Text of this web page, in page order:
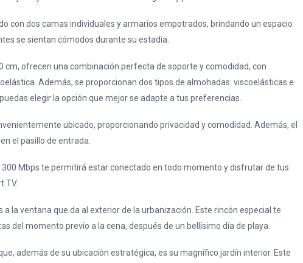
con dos camas individuales y armarios empotrados, brindando un espacio
se sientan cómodos durante su estadía.
cm, ofrecen una combinación perfecta de soporte y comodidad, con
Además, se proporcionan dos tipos de almohadas: viscoelásticas e
elegir la opción que mejor se adapte a tus preferencias.
ubicado, proporcionando privacidad y comodidad. Además, el
el pasillo de entrada.
300 Mbps te permitirá estar conectado en todo momento y disfrutar de tus
TV.
a la ventana que da al exterior de la urbanización. Este rincón especial te
del momento previo a la cena, después de un bellísimo día de playa.
además de su ubicación estratégica, es su magnífico jardín interior. Este